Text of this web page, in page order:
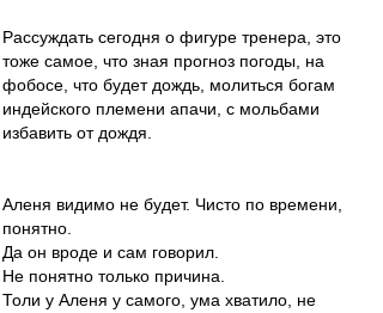
Рассуждать сегодня о фигуре тренера, это
тоже самое, что зная прогноз погоды, на
фобосе, что будет дождь, молиться богам
индейского племени апачи, с мольбами
избавить от дождя.
Аленя видимо не будет. Чисто по времени,
понятно.
Да он вроде и сам говорил.
Не понятно только причина.
Толи у Аленя у самого, ума хватило, не